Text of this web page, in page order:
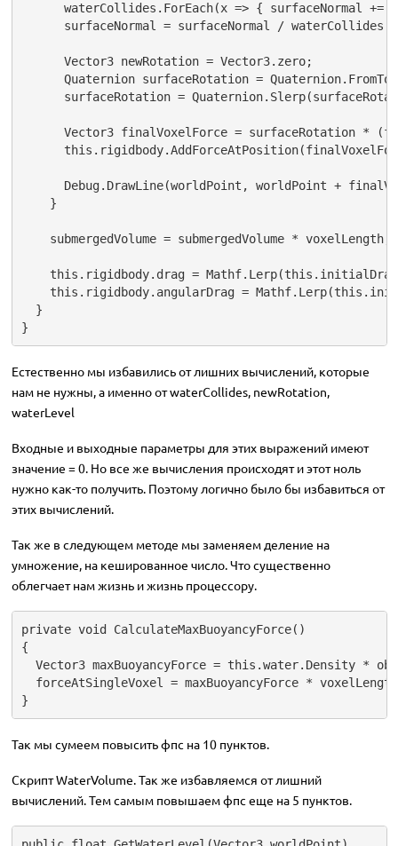
waterCollides.ForEach(x => { surfaceNormal +=
surfaceNormal = surfaceNormal /
      Vector3 newRotation = Vector3.zero;
Quaternion surfaceRotation =
surfaceRotation =
Vector3 finalVoxelForce = surfaceRotation *
Debug.DrawLine(worldPoint, worldPoint +
    }
submergedVolume = submergedVolume *
this.rigidbody.drag =
this.rigidbody.angularDrag =
  }
}
Естественно мы избавились от лишних вычислений, которые
нам не нужны, а именно от waterCollides, newRotation,
waterLevel
Входные и выходные параметры для этих выражений имеют
значение = 0. Но все же вычисления происходят и этот ноль
нужно как-то получить. Поэтому логично было бы избавиться от
этих вычислений.
Так же в следующем методе мы заменяем деление на
умножение, на кешированное число. Что существенно
облегчает нам жизнь и жизнь процессору.
private void CalculateMaxBuoyancyForce()
{
Vector3 maxBuoyancyForce = this.water.Density *
forceAtSingleVoxel = maxBuoyancyForce *
}
Так мы сумеем повысить фпс на 10 пунктов.
Скрипт WaterVolume. Так же избавляемся от лишний
вычислений. Тем самым повышаем фпс еще на 5 пунктов.